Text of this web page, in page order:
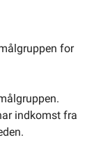
for
indkomst fra